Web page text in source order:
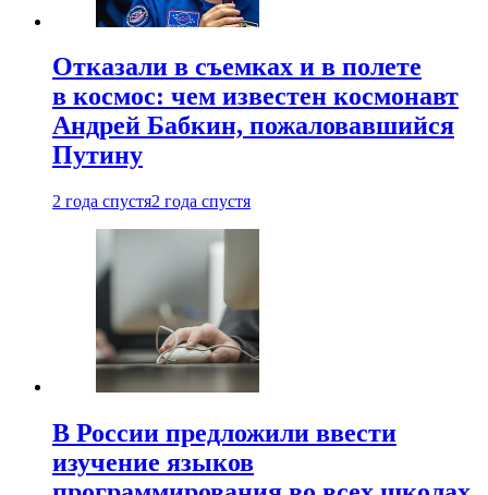
Отказали в съемках и в полете
в космос: чем известен космонавт
Андрей Бабкин, пожаловавшийся
Путину
2 года спустя2 года спустя
В России предложили ввести
изучение языков